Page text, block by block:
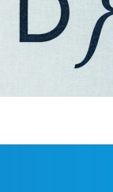
tajā ir ierobežots.